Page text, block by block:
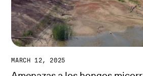
MARCH 12, 2025